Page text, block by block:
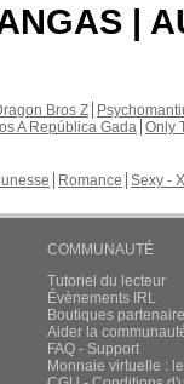
|
Bros Z
A República Gada Only
Romance Sexy -
COMMUNAUTÉ
Tutoriel du lecteur
Évènements IRL
Boutiques
Aider la
FAQ - Support
Monnaie virtuelle :